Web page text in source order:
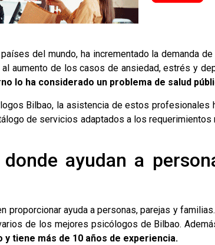
del mundo, ha incrementado la demanda
aumento de los casos de ansiedad, estrés y
lo ha considerado un problema de salud
Bilbao, la asistencia de estos profesionales
de servicios adaptados a los
ayudan a
proporcionar ayuda a personas, parejas y
de los mejores psicólogos de Bilbao.
tiene más de 10 años de experiencia.